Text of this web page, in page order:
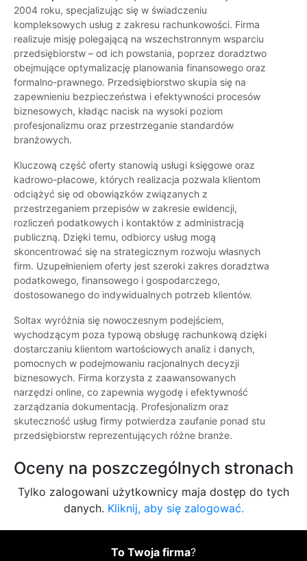
2004 roku, specjalizując się w świadczeniu
kompleksowych usług z zakresu rachunkowości. Firma
realizuje misję polegającą na wszechstronnym wsparciu
przedsiębiorstw – od ich powstania, poprzez doradztwo
obejmujące optymalizację planowania finansowego oraz
formalno-prawnego. Przedsiębiorstwo skupia się na
zapewnieniu bezpieczeństwa i efektywności procesów
biznesowych, kładąc nacisk na wysoki poziom
profesjonalizmu oraz przestrzeganie standardów
branżowych.
Kluczową część oferty stanowią usługi księgowe oraz
kadrowo-płacowe, których realizacja pozwala klientom
odciążyć się od obowiązków związanych z
przestrzeganiem przepisów w zakresie ewidencji,
rozliczeń podatkowych i kontaktów z administracją
publiczną. Dzięki temu, odbiorcy usług mogą
skoncentrować się na strategicznym rozwoju własnych
firm. Uzupełnieniem oferty jest szeroki zakres doradztwa
podatkowego, finansowego i gospodarczego,
dostosowanego do indywidualnych potrzeb klientów.
Soltax wyróżnia się nowoczesnym podejściem,
wychodzącym poza typową obsługę rachunkową dzięki
dostarczaniu klientom wartościowych analiz i danych,
pomocnych w podejmowaniu racjonalnych decyzji
biznesowych. Firma korzysta z zaawansowanych
narzędzi online, co zapewnia wygodę i efektywność
zarządzania dokumentacją. Profesjonalizm oraz
skuteczność usług firmy potwierdza zaufanie ponad stu
przedsiębiorstw reprezentujących różne branże.
Oceny na poszczególnych stronach
Tylko zalogowani użytkownicy maja dostęp do tych
danych. Kliknij, aby się zalogować.
To Twoja firma?